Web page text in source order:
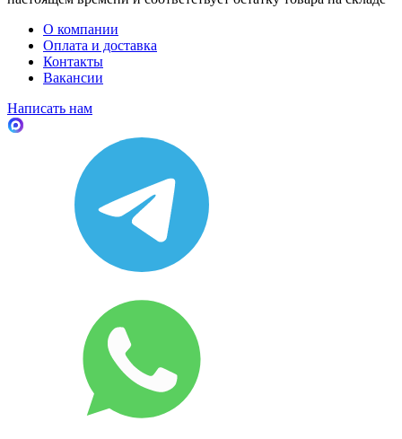
О компании
Оплата и доставка
Контакты
Вакансии
Написать нам